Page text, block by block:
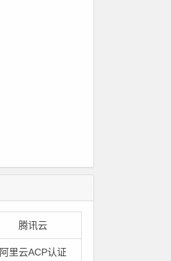
腾讯云
阿里云ACP认证